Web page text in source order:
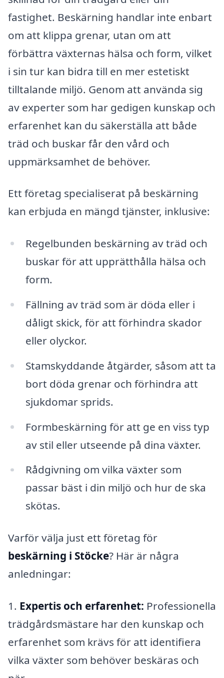
fastighet. Beskärning handlar inte enbart
om att klippa grenar, utan om att
förbättra växternas hälsa och form, vilket
i sin tur kan bidra till en mer estetiskt
tilltalande miljö. Genom att använda sig
av experter som har gedigen kunskap och
erfarenhet kan du säkerställa att både
träd och buskar får den vård och
uppmärksamhet de behöver.
Ett företag specialiserat på beskärning
kan erbjuda en mängd tjänster, inklusive:
Regelbunden beskärning av träd och
buskar för att upprätthålla hälsa och
form.
Fällning av träd som är döda eller i
dåligt skick, för att förhindra skador
eller olyckor.
Stamskyddande åtgärder, såsom att ta
bort döda grenar och förhindra att
sjukdomar sprids.
Formbeskärning för att ge en viss typ
av stil eller utseende på dina växter.
Rådgivning om vilka växter som
passar bäst i din miljö och hur de ska
skötas.
Varför välja just ett företag för
beskärning i Stöcke? Här är några
anledningar:
1. Expertis och erfarenhet: Professionella
trädgårdsmästare har den kunskap och
erfarenhet som krävs för att identifiera
vilka växter som behöver beskäras och